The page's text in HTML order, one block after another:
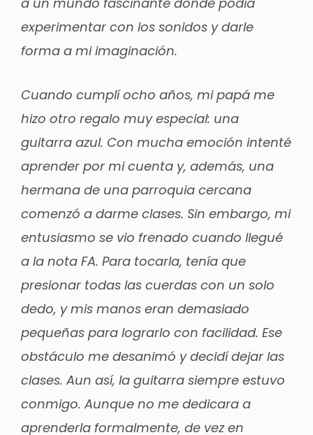
experimentar con los sonidos y darle
forma a mi imaginación.
Cuando cumplí ocho años, mi papá me
hizo otro regalo muy especial: una
guitarra azul. Con mucha emoción intenté
aprender por mi cuenta y, además, una
hermana de una parroquia cercana
comenzó a darme clases. Sin embargo, mi
entusiasmo se vio frenado cuando llegué
a la nota FA. Para tocarla, tenía que
presionar todas las cuerdas con un solo
dedo, y mis manos eran demasiado
pequeñas para lograrlo con facilidad. Ese
obstáculo me desanimó y decidí dejar las
clases. Aun así, la guitarra siempre estuvo
conmigo. Aunque no me dedicara a
aprenderla formalmente, de vez en